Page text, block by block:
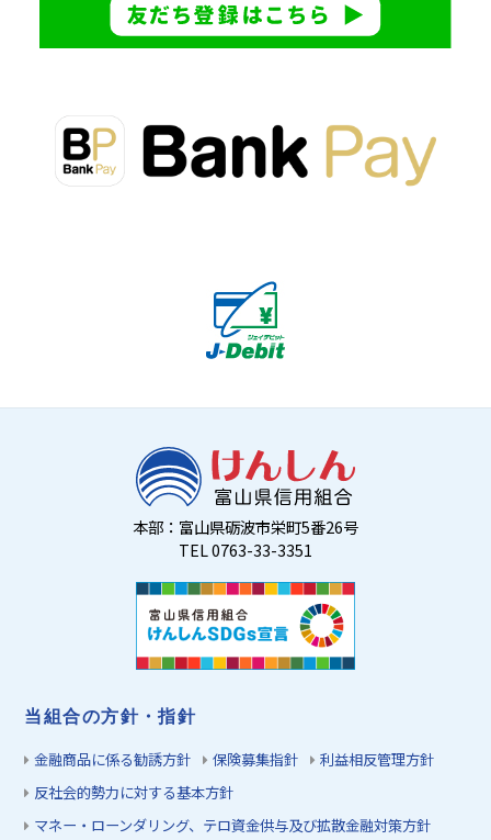
本部：富山県砺波市栄町5番26号
TEL 0763-33-3351
当組合の方針・指針
金融商品に係る勧誘方針 保険募集指針
利益相反管理方針
反社会的勢力に対する基本方針
マネー・ローンダリング、テロ資金供与及び拡散金融対策方針